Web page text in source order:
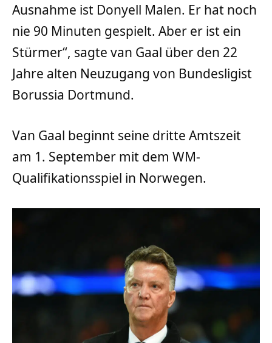
Ausnahme ist Donyell Malen. Er hat noch
nie 90 Minuten gespielt. Aber er ist ein
Stürmer“, sagte van Gaal über den 22
Jahre alten Neuzugang von Bundesligist
Borussia Dortmund.
Van Gaal beginnt seine dritte Amtszeit
am 1. September mit dem WM-
Qualifikationsspiel in Norwegen.